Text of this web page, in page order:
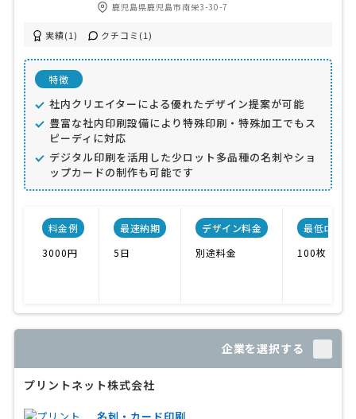
鹿児島県鹿児島市南栄3-30-7
実績(1) クチコミ(1)
特徴
社内クリエイターによる優れたデザイン提案が可能
豊富な社内印刷設備により特殊印刷・特殊加工でもス
ピーディに対応
デジタル印刷を活用した少ロット多品種の名刺やショ
ップカードの制作も可能です
料金例
3000円
最速納期
5日
デザイン料金
別途料金
最低ロット
100枚
企業を選択する
プリントネット株式会社